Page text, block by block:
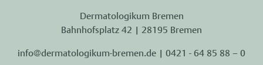
Dermatologikum Bremen
Bahnhofsplatz 42 | 28195 Bremen
info@dermatologikum-bremen.de | 0421 - 64 85 88 – 0